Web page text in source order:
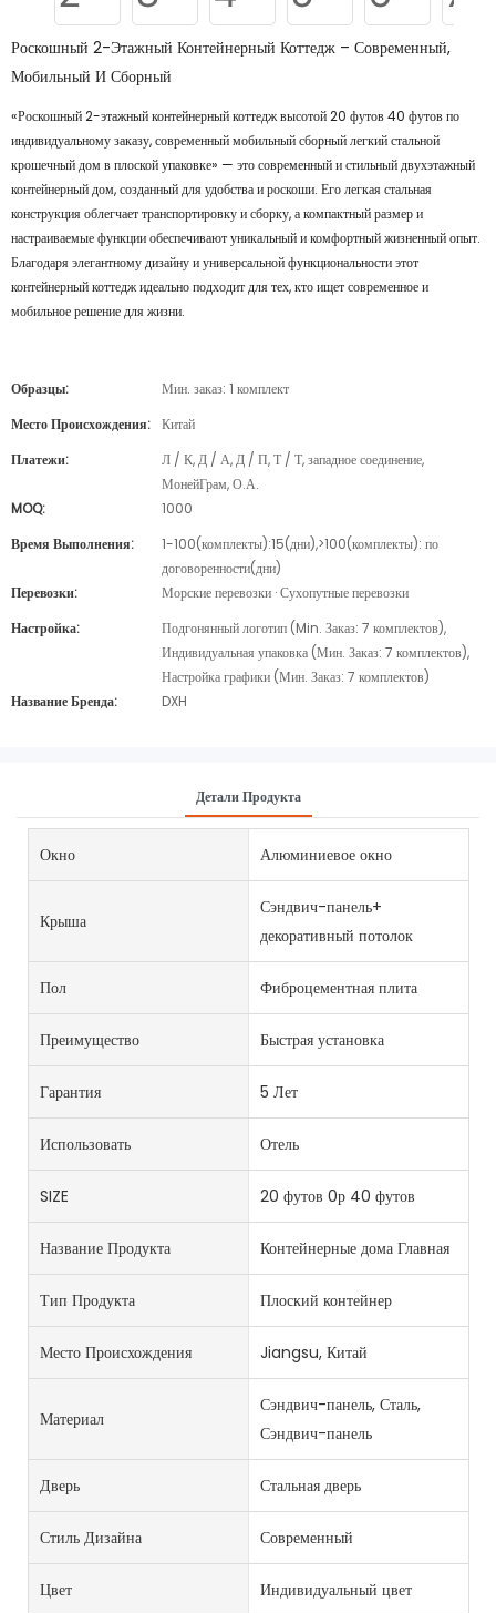
Роскошный 2-Этажный Контейнерный Коттедж – Современный,
Мобильный И Сборный
«Роскошный 2-этажный контейнерный коттедж высотой 20 футов 40 футов по
индивидуальному заказу, современный мобильный сборный легкий стальной
крошечный дом в плоской упаковке» — это современный и стильный двухэтажный
контейнерный дом, созданный для удобства и роскоши. Его легкая стальная
конструкция облегчает транспортировку и сборку, а компактный размер и
настраиваемые функции обеспечивают уникальный и комфортный жизненный опыт.
Благодаря элегантному дизайну и универсальной функциональности этот
контейнерный коттедж идеально подходит для тех, кто ищет современное и
мобильное решение для жизни.
Образцы:
Мин. заказ: 1 комплект
Место Происхождения: Китай
Платежи:
Л / К, Д / А, Д / П, Т / Т, западное соединение,
МонейГрам, О.А.
MOQ:
1000
Время Выполнения:
1-100(комплекты):15(дни),>100(комплекты): по
договоренности(дни)
Перевозки:
Морские перевозки · Сухопутные перевозки
Настройка:
Подгонянный логотип (Min. Заказ: 7 комплектов),
Индивидуальная упаковка (Мин. Заказ: 7 комплектов),
Настройка графики (Мин. Заказ: 7 комплектов)
Название Бренда:
DXH
Детали Продукта
Окно Алюминиевое окно
Крыша
Сэндвич-панель+
декоративный потолок
Пол Фиброцементная плита
Преимущество Быстрая установка
Гарантия 5 Лет
Использовать Отель
SIZE 20 футов 0р 40 футов
Название Продукта Контейнерные дома Главная
Тип Продукта Плоский контейнер
Место Происхождения Jiangsu, Китай
Материал
Сэндвич-панель, Сталь,
Сэндвич-панель
Дверь Стальная дверь
Стиль Дизайна Современный
Цвет Индивидуальный цвет